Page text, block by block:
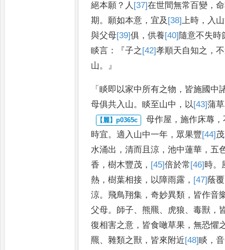
絕本願 ？ 人 [37]在世間無常百變 ，
期。 願如本意 ， 宜及 [38]上時 ， 入
與父母[39]俱 ，供養[40] 隨意不失時
睒言 ：『子之 [42]孝順天自知之 ，
山。』
「睒即以家中所有之物 ， 皆施國中
母俱共入山。睒至山中 ， 以[43]蒲
母作屋 ，施作床蓐 ，
時宜。適 入山中一年 ， 眾果豐[44] 茂
水涌出 ，清而且涼 ，池中蓮華 ，五
香 ，樹木豐茂 ， [45]倍於常 [46] 時。
熱 ，樹葉相接 ， 以障雨露 ， [47] 蔭
涼。飛鳥翔集 ，奇妙異類 ， 皆作音
父母。 師子、 熊羆、 虎狼、毒獸 ，
復相害之意 ， 皆食噉草果 ，無恐懼
羆、雜類之獸 ， 皆來附近[48]睒 ，